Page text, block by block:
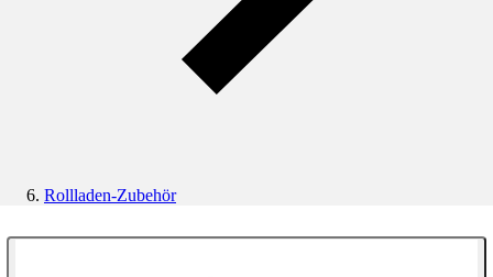
Rollladen-Zubehör